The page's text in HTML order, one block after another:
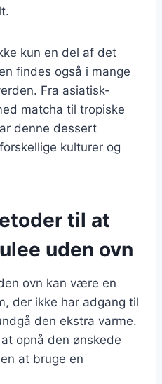
kun en del af det
findes også i mange
Fra asiatisk-
matcha til tropiske
denne dessert
kulturer og
til at
uden ovn
ovn kan være en
der ikke har adgang til
den ekstra varme.
opnå den ønskede
at bruge en